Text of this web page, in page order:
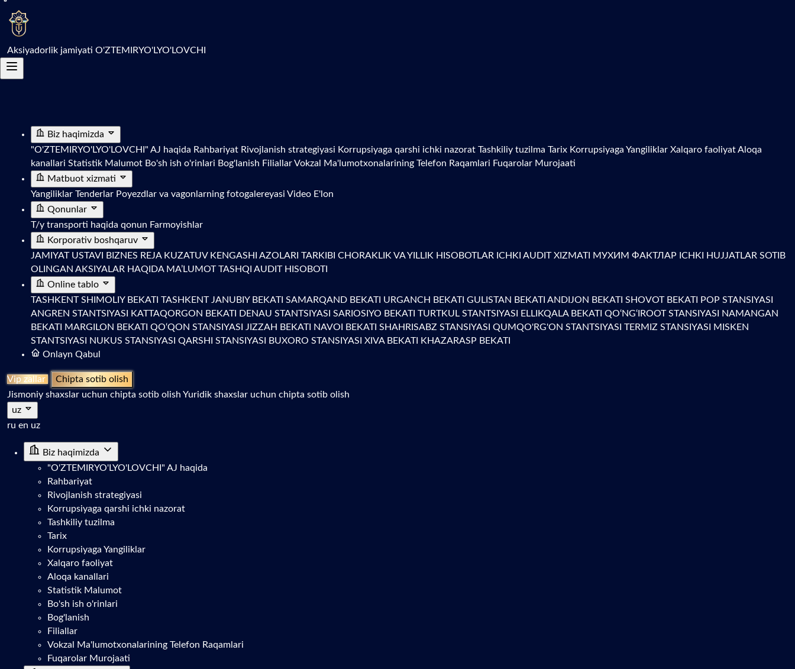
Aksiyadorlik jamiyati O'ZTEMIRYO'LYO'LOVCHI
Biz haqimizda
"O'ZTEMIRYO'LYO'LOVCHI" AJ haqida Rahbariyat Rivojlanish strategiyasi Korrupsiyaga qarshi ichki nazorat Tashkiliy tuzilma Tarix Korrupsiyaga Yangiliklar Xalqaro faoliyatAloqa
kanallari Statistik Malumot Bo'sh ish o'rinlari Bog'lanish FiliallarVokzal Ma'lumotxonalarining Telefon Raqamlari Fuqarolar Murojaati
Matbuot xizmati
Yangiliklar Tenderlar Poyezdlar va vagonlarning fotogalereyasi Video E'lon
Qonunlar
T/y transporti haqida qonun Farmoyishlar
Korporativ boshqaruv
JAMIYAT USTAVI
BIZNES REJA KUZATUV KENGASHI AZOLARI TARKIBI CHORAKLIK VA YILLIK HISOBOTLAR ICHKI AUDIT XIZMATI МУХИМ ФАКТЛАР ICHKI HUJJATLAR SOTIB
OLINGAN AKSIYALAR HAQIDA MA’LUMOTTASHQI AUDIT HISOBOTI
Online tablo
TASHKENT SHIMOLIY BEKATI TASHKENT JANUBIY BEKATI SAMARQAND BEKATI URGANCH BEKATI GULISTAN BEKATI ANDIJON BEKATI SHOVOT BEKATI
POP STANSIYASI
ANGREN STANTSIYASI
KATTAQORGON BEKATI DENAU STANTSIYASI SARIOSIYO BEKATI TURTKUL STANTSIYASI ELLIKQALA BEKATI QO‘NG‘IROOT STANSIYASI
NAMANGAN
BEKATI MARGILON BEKATI QO‘QON STANSIYASI JIZZAH BEKATI NAVOI BEKATI SHAHRISABZ STANSIYASI QUMQO'RG'ON STANTSIYASI TERMIZ STANSIYASI
MISKEN
STANTSIYASI
NUKUS STANSIYASI QARSHI STANSIYASI BUXORO STANSIYASI XIVA BEKATI
KHAZARASP BEKATI
Onlayn Qabul
Vip zallar
Chipta sotib olish
Jismoniy shaxslar uchun chipta sotib olish Yuridik shaxslar uchun chipta sotib olish
uz
ru en uz
Biz haqimizda
"O'ZTEMIRYO'LYO'LOVCHI" AJ haqida
Rahbariyat
Rivojlanish strategiyasi
Korrupsiyaga qarshi ichki nazorat
Tashkiliy tuzilma
Tarix
Korrupsiyaga Yangiliklar
Xalqaro faoliyat
Aloqa kanallari
Statistik Malumot
Bo'sh ish o'rinlari
Bog'lanish
Filiallar
Vokzal Ma'lumotxonalarining Telefon Raqamlari
Fuqarolar Murojaati